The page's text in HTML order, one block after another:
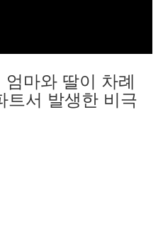
마와 딸이 차례
서 발생한 비극